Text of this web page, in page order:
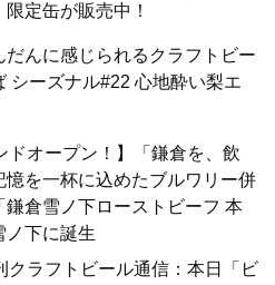
定缶が販売中！
だんに感じられるクラフトビー
シーズナル#22 心地酔い梨エ
ドオープン！】「鎌倉を、飲
憶を一杯に込めたブルワリー併
鎌倉雪ノ下ローストビーフ 本
ノ下に誕生
クラフトビール通信：本日「ビ